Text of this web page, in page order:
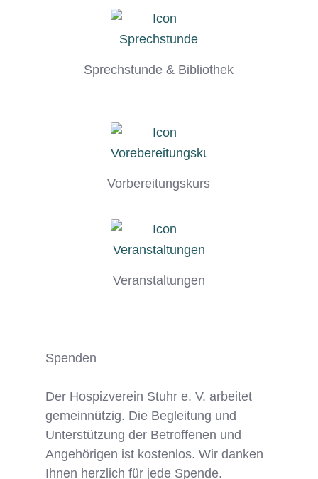
Sprechstunde & Bibliothek
Vorbereitungskurs
Veranstaltungen
Spenden
Der Hospizverein Stuhr e. V. arbeitet
gemeinnützig. Die Begleitung und
Unterstützung der Betroffenen und
Angehörigen ist kostenlos. Wir danken
Ihnen herzlich für jede Spende.